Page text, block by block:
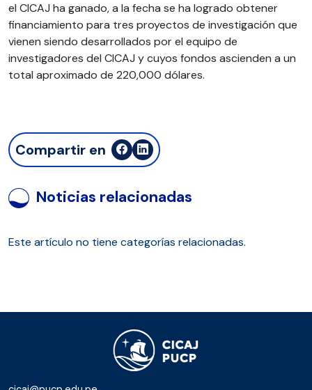
el CICAJ ha ganado, a la fecha se ha logrado obtener
financiamiento para tres proyectos de investigación que
vienen siendo desarrollados por el equipo de
investigadores del CICAJ y cuyos fondos ascienden a un
total aproximado de 220,000 dólares.
Compartir en
Noticias relacionadas
Este artículo no tiene categorías relacionadas.